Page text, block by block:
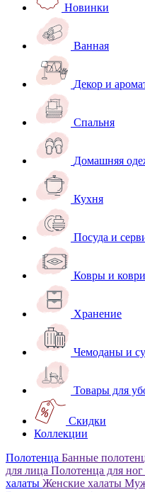
Новинки
Ванная
Декор и
Спальня
Домашняя
Кухня
Посуда и
Ковры и
Хранение
Чемоданы и
Товары для
Скидки
Коллекции
Полотенца Банные
для лица Полотенца для ног
халаты Женские халаты